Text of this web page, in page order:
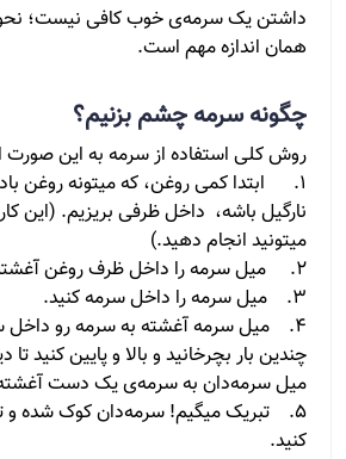
داشتن یک سرمه‌ی خوب کافی نیست؛
همان اندازه مهم است.
چگونه سرمه چشم بزنیم؟
روش کلی استفاده از سرمه به این
1. ابتدا کمی روغن، که میتونه روغن
نارگیل باشه، داخل ظرفی بریزیم.
میتونید انجام دهید.)
2. میل سرمه را داخل ظرف روغن آغشته کنید.
3. میل سرمه را داخل سرمه کنید.
4. میل سرمه آغشته به سرمه رو داخل
چندین بار بچرخانید و بالا و پایین کنید تا
میل سرمه‌دان به سرمه‌ی یک دست
5. تبریک میگیم! سرمه‌دان کوک شده و
کنید.